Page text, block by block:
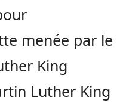
menée par le
King
Luther King